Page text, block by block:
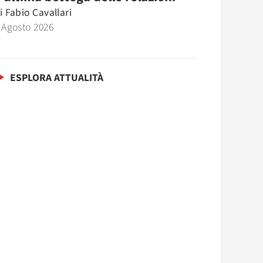
Fabio Cavallari
2026
ESPLORA ATTUALITÀ